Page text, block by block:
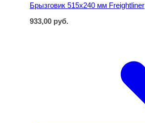
Брызговик 515х240 мм Freightliner
933,00 руб.